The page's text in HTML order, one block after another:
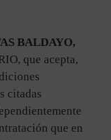
BALDAYO,
que acepta,
citadas
que en